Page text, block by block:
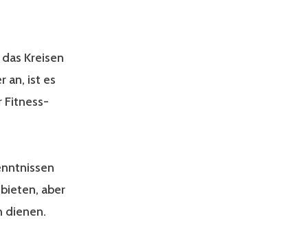
Kreisen
an, ist es
Fitness-
aber
dienen.